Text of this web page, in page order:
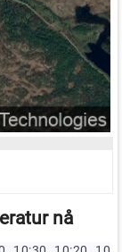
nå